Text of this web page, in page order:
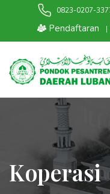
0823-0207-
Pendaftaran |
Koperasi